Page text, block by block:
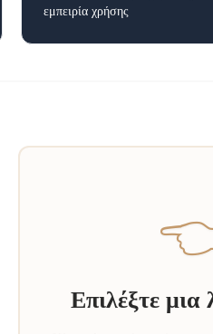
εμπειρία χρήσης
Επιλέξτε μια